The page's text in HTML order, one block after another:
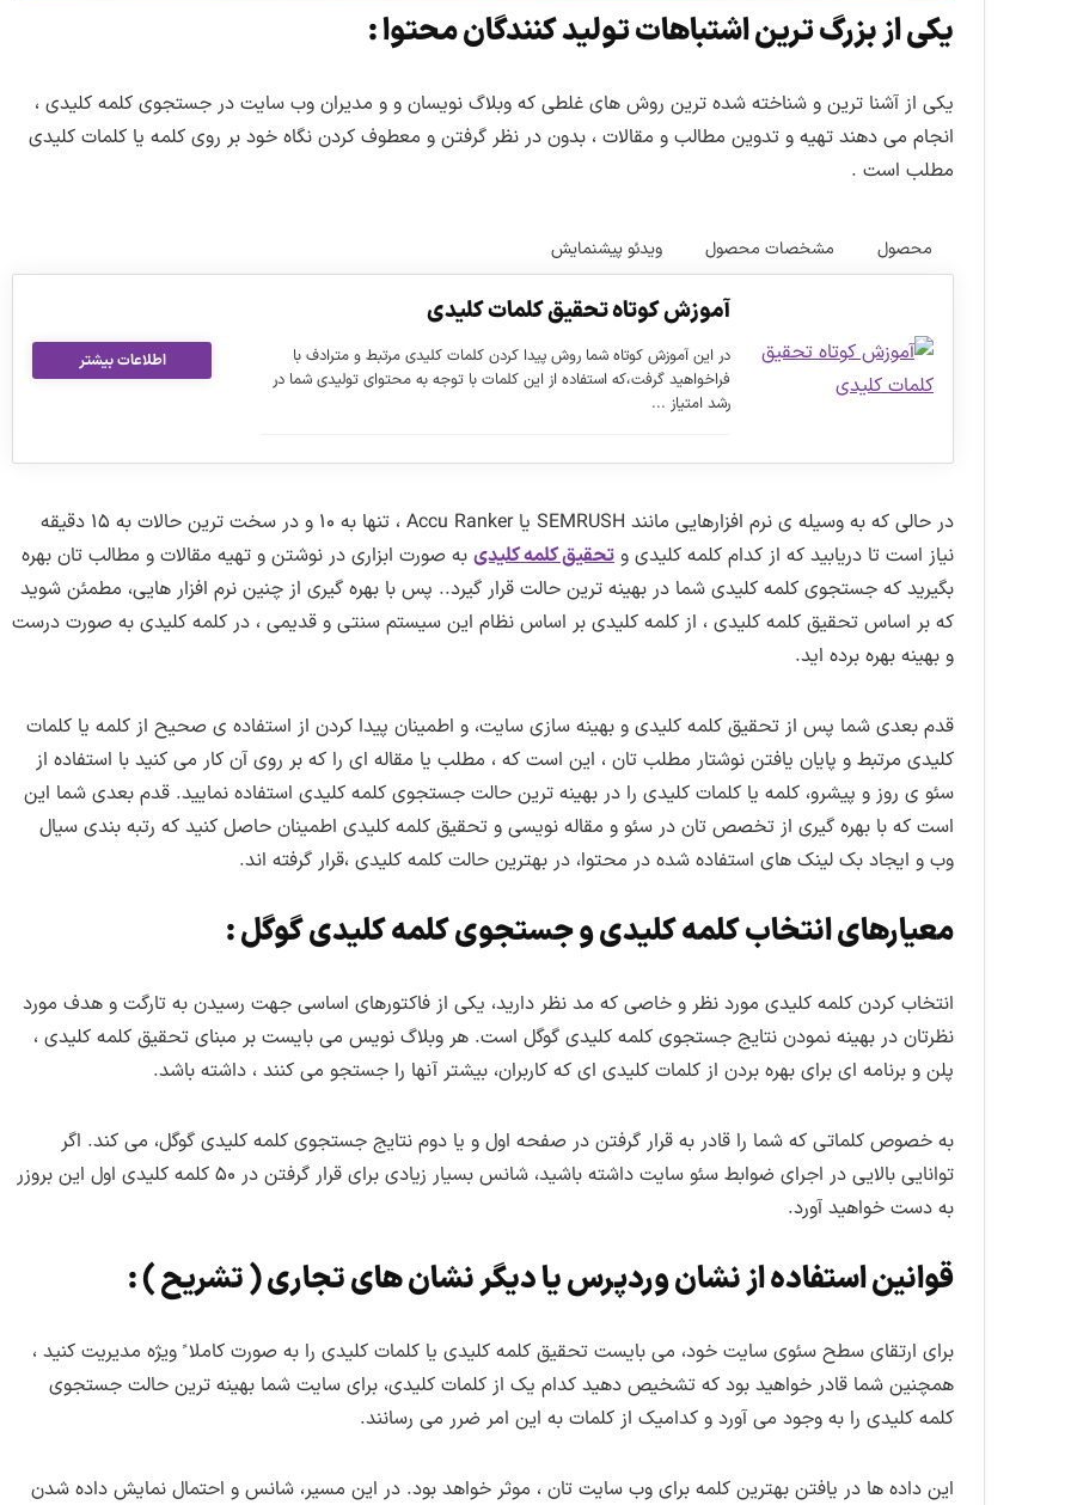
یکی از بزرگ ترین اشتباهات تولید کنندگان محتوا :
یکی از آشنا ترین و شناخته شده ترین روش های غلطی که وبلاگ نویسان و و مدیران وب سایت در جستجوی کلمه کلیدی ،
انجام می دهند تهیه و تدوین مطالب و مقالات ، بدون در نظر گرفتن و معطوف کردن نگاه خود بر روی کلمه یا کلمات کلیدی
مطلب است .
محصول مشخصات محصول ویدئو پیشنمایش
آموزش کوتاه تحقیق کلمات کلیدی
در این آموزش کوتاه شما روش پیدا کردن کلمات کلیدی مرتبط و مترادف با
فراخواهید گرفت،که استفاده از این کلمات با توجه به محتوای تولیدی شما در
رشد امتیاز ...
اطلاعات بیشتر
در حالی که به وسیله ی نرم افزارهایی مانند SEMRUSH یا Accu Ranker ، تنها به ۱۰ و در سخت ترین حالات به ۱۵ دقیقه
نیاز است تا دریابید که از کدام کلمه کلیدی و تحقیق کلمه کلیدی به صورت ابزاری در نوشتن و تهیه مقالات و مطالب تان بهره
بگیرید که جستجوی کلمه کلیدی شما در بهینه ترین حالت قرار گیرد.. پس با بهره گیری از چنین نرم افزار هایی، مطمئن شوید
که بر اساس تحقیق کلمه کلیدی ، از کلمه کلیدی بر اساس نظام این سیستم سنتی و قدیمی ، در کلمه کلیدی به صورت درست
و بهینه بهره برده اید.
قدم بعدی شما پس از تحقیق کلمه کلیدی و بهینه سازی سایت، و اطمینان پیدا کردن از استفاده ی صحیح از کلمه یا کلمات
کلیدی مرتبط و پایان یافتن نوشتار مطلب تان ، این است که ، مطلب یا مقاله ای را که بر روی آن کار می کنید با استفاده از
سئو ی روز و پیشرو، کلمه یا کلمات کلیدی را در بهینه ترین حالت جستجوی کلمه کلیدی استفاده نمایید. قدم بعدی شما این
است که با بهره گیری از تخصص تان در سئو و مقاله نویسی و تحقیق کلمه کلیدی اطمینان حاصل کنید که رتبه بندی سیال
وب و ایجاد بک لینک های استفاده شده در محتوا، در بهترین حالت کلمه کلیدی ،قرار گرفته اند.
معیارهای انتخاب کلمه کلیدی و جستجوی کلمه کلیدی گوگل :
انتخاب کردن کلمه کلیدی مورد نظر و خاصی که مد نظر دارید، یکی از فاکتورهای اساسی جهت رسیدن به تارگت و هدف مورد
نظرتان در بهینه نمودن نتایج جستجوی کلمه کلیدی گوگل است. هر وبلاگ نویس می بایست بر مبنای تحقیق کلمه کلیدی ،
پلن و برنامه ای برای بهره بردن از کلمات کلیدی ای که کاربران، بیشتر آنها را جستجو می کنند ، داشته باشد.
به خصوص کلماتی که شما را قادر به قرار گرفتن در صفحه اول و یا دوم نتایج جستجوی کلمه کلیدی گوگل، می کند. اگر
توانایی بالایی در اجرای ضوابط سئو سایت داشته باشید، شانس بسیار زیادی برای قرار گرفتن در ۵۰ کلمه کلیدی اول این بروزر
به دست خواهید آورد.
قوانین استفاده از نشان وردپرس یا دیگر نشان های تجاری ( تشریح ) :
برای ارتقای سطح سئوی سایت خود، می بایست تحقیق کلمه کلیدی یا کلمات کلیدی را به صورت کاملا ً ویژه مدیریت کنید ،
همچنین شما قادر خواهید بود که تشخیص دهید کدام یک از کلمات کلیدی، برای سایت شما بهینه ترین حالت جستجوی
کلمه کلیدی را به وجود می آورد و کدامیک از کلمات به این امر ضرر می رسانند.
این داده ها در یافتن بهترین کلمه برای وب سایت تان ، موثر خواهد بود. در این مسیر، شانس و احتمال نمایش داده شدن